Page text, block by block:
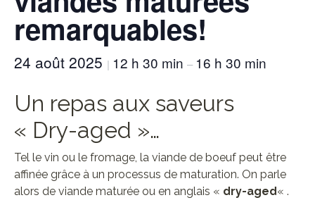
remarquables!
24 août 2025 | 12 h 30 min – 16 h 30 min
Un repas aux saveurs
« Dry-aged »…
Tel le vin ou le fromage, la viande de boeuf peut être
affinée grâce à un processus de maturation. On parle
alors de viande maturée ou en anglais « dry-aged« .